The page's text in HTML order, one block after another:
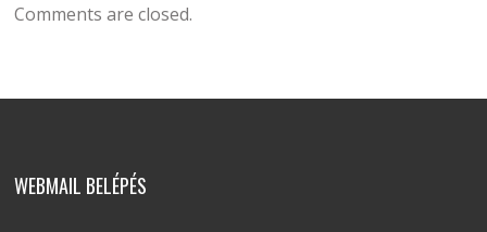
Comments are closed.
WEBMAIL BELÉPÉS